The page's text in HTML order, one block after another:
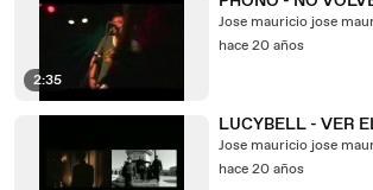
2:35
Jose mauricio jose
hace 20 años
LUCYBELL - VER
Jose mauricio jose
hace 20 años